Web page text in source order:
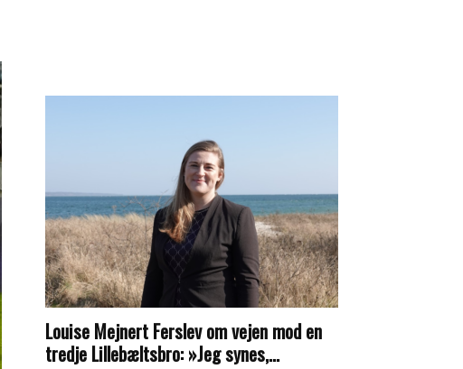
Louise Mejnert Ferslev om vejen mod en
tredje Lillebæltsbro: »Jeg synes,...